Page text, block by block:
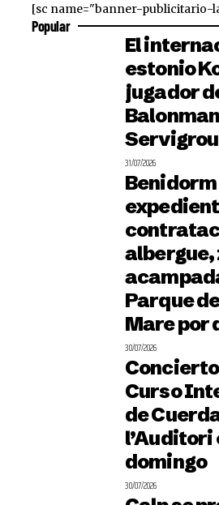
[sc name="banner-publicitario-
Popular
El
estonio
jugador
31/07/2026
albergue,
Parque
Mare por
30/07/2026
Curso
de
l’Auditori
domingo
30/07/2026